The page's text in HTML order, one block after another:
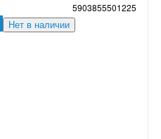
5903855501225
Нет в наличии